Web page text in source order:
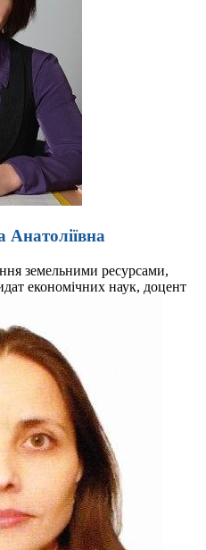
земельними ресурсами,
економічних наук, доцент